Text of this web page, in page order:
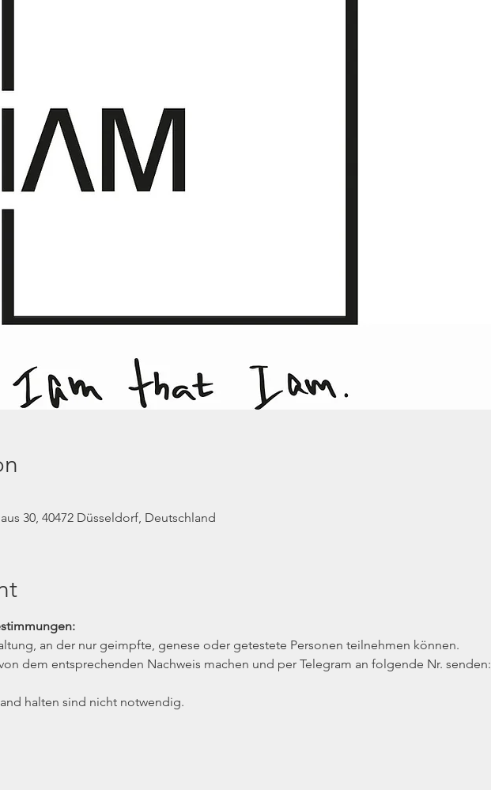
30, 40472 Düsseldorf, Deutschland
an der nur geimpfte, genese oder getestete Personen teilnehmen können.
dem entsprechenden Nachweis machen und per Telegram an folgende Nr. senden:
halten sind nicht notwendig.